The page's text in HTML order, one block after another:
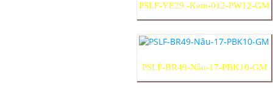
PSLF-YE29 -Kem-012-PW12-GM
PSLF-BR49-Nâu-17-PBK10-GM